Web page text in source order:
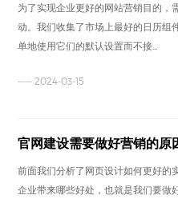
为了实现企业更好的网站营销目的，
动。我们收集了市场上最好的日历组
单地使用它们的默认设置而不接...
—— 2024-03-15
官网建设需要做好营销的原
前面我们分析了网页设计如何更好的
企业带来哪些好处，也就是我们要做